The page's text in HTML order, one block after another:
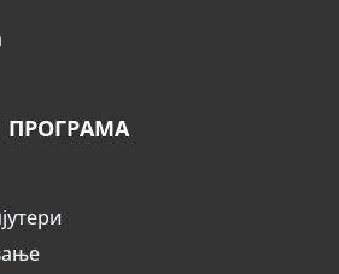
ПРОГРАМА